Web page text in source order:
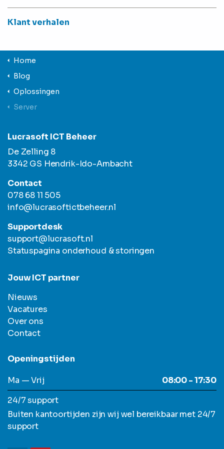
Klant verhalen
Home
Blog
Oplossingen
Server
Lucrasoft ICT Beheer
De Zelling 8
3342 GS Hendrik-Ido-Ambacht
Contact
078 68 11 505
info@lucrasoftictbeheer.nl
Supportdesk
support@lucrasoft.nl
Statuspagina onderhoud & storingen
Jouw ICT partner
Nieuws
Vacatures
Over ons
Contact
Openingstijden
Ma — Vrij
08:00 - 17:30
24/7 support
Buiten kantoortijden zijn wij wel bereikbaar met 24/7
support